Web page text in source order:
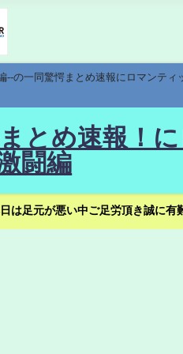
の一同驚愕まとめ速報にロマンティ
とめ速報！
闘編
足元が悪い中ご足労頂き誠に有